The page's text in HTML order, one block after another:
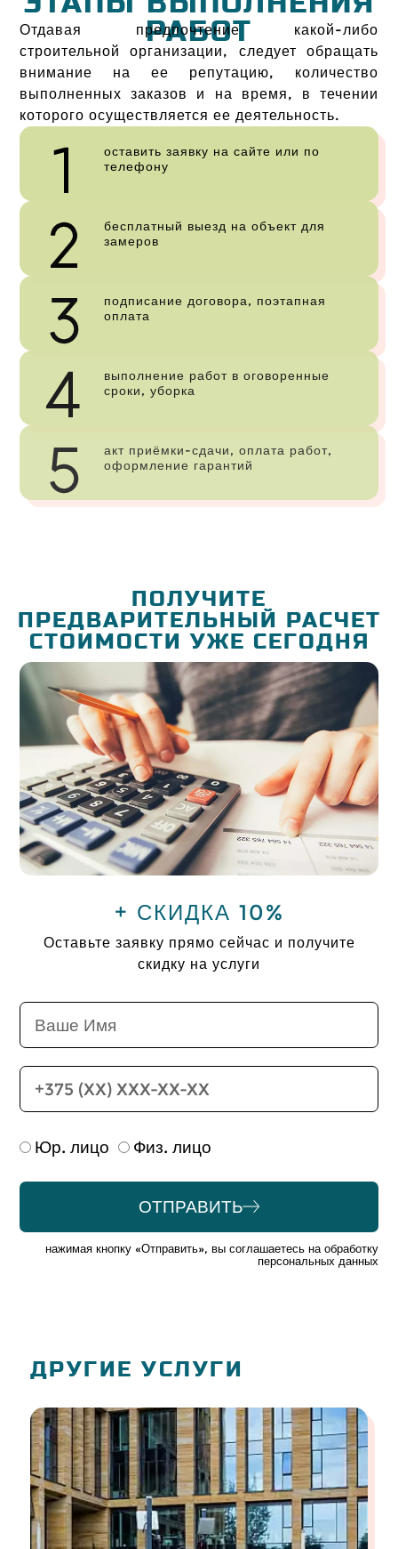
РАБОТ
Отдавая предпочтение какой-либо
строительной организации, следует обращать
внимание на ее репутацию, количество
выполненных заказов и на время, в течении
которого осуществляется ее деятельность.
оставить заявку на сайте или по
телефону
бесплатный выезд на объект для
замеров
подписание договора, поэтапная
оплата
выполнение работ в оговоренные
сроки, уборка
акт приёмки-сдачи, оплата работ,
оформление гарантий
ПОЛУЧИТЕ
ПРЕДВАРИТЕЛЬНЫЙ РАСЧЕТ
СТОИМОСТИ УЖЕ СЕГОДНЯ
+ СКИДКА 10%
Оставьте заявку прямо сейчас и получите
скидку на услуги
Юр. лицо Физ. лицо
ОТПРАВИТЬ
нажимая кнопку «Отправить», вы соглашаетесь на обработку
персональных данных
ДРУГИЕ УСЛУГИ